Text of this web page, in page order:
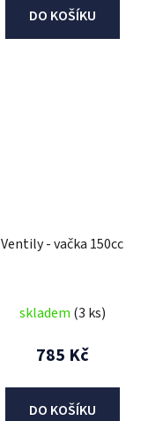
DO KOŠÍKU
Ventily - vačka 150cc
skladem (3 ks)
785 Kč
DO KOŠÍKU